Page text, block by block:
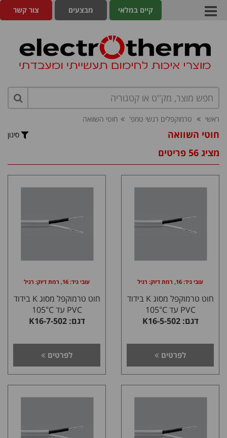
צור קשר מבצעים קיים במלאי
ראשי טרמוקפלים רגשי טמפ' חוטי השוואה
חוטי השוואה סינון
מציג 56 פריטים
עובי גיד: 16, רמת דיוק: רגיל
חוט טרמוקפל מסוג K בידוד
PVC עד 105°C
דגם: K16-5-502
לפרטים
עובי גיד: 16, רמת דיוק: רגיל
חוט טרמוקפל מסוג K בידוד
PVC עד 105°C
דגם: K16-7-502
לפרטים